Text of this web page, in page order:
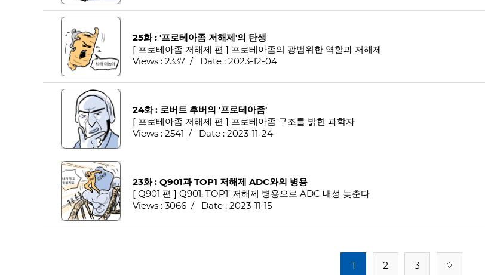
25화 : '프로테아좀 저해제'의 탄생
[ 프로테아좀 저해제 편 ] 프로테아좀의 광범위한 역할과 저해제
Views : 2337 / Date : 2023-12-04
24화 : 로버트 후버의 '프로테아좀'
[ 프로테아좀 저해제 편 ] 프로테아좀 구조를 밝힌 과학자
Views : 2541 / Date : 2023-11-24
23화 : Q901과 TOP1 저해제 ADC와의 병용
[ Q901 편 ] Q901, TOP1’ 저해제 병용으로 ADC 내성 늦춘다
Views : 3066 / Date : 2023-11-15
1 2 3 첫 페